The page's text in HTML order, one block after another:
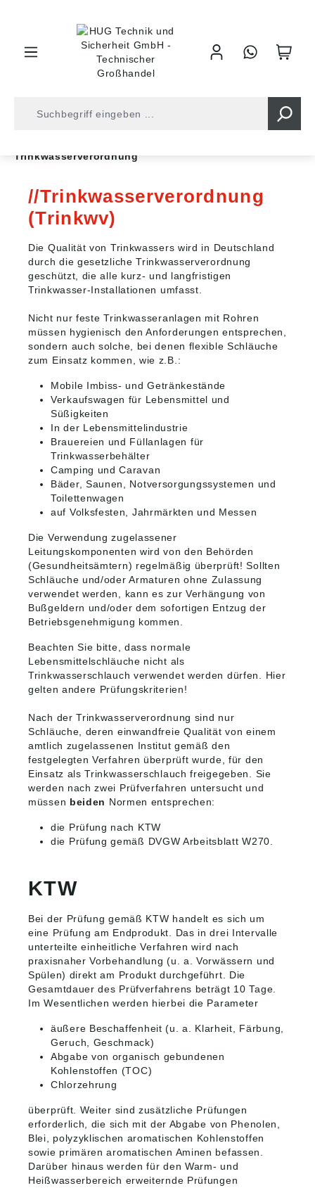
Trinkwasserverordnung
Trinkwasserverordnung
(Trinkwv)
Die Qualität von Trinkwassers wird in Deutschland
durch die gesetzliche Trinkwasserverordnung
geschützt, die alle kurz- und langfristigen
Trinkwasser-Installationen umfasst.
Nicht nur feste Trinkwasseranlagen mit Rohren
müssen hygienisch den Anforderungen entsprechen,
sondern auch solche, bei denen flexible Schläuche
zum Einsatz kommen, wie z.B.:
Mobile Imbiss- und Getränkestände
Verkaufswagen für Lebensmittel und
Süßigkeiten
In der Lebensmittelindustrie
Brauereien und Füllanlagen für
Trinkwasserbehälter
Camping und Caravan
Bäder, Saunen, Notversorgungssystemen und
Toilettenwagen
auf Volksfesten, Jahrmärkten und Messen
Die Verwendung zugelassener
Leitungskomponenten wird von den Behörden
(Gesundheitsämtern) regelmäßig überprüft! Sollten
Schläuche und/oder Armaturen ohne Zulassung
verwendet werden, kann es zur Verhängung von
Bußgeldern und/oder dem sofortigen Entzug der
Betriebsgenehmigung kommen.
Beachten Sie bitte, dass normale
Lebensmittelschläuche nicht als
Trinkwasserschlauch verwendet werden dürfen. Hier
gelten andere Prüfungskriterien!
Nach der Trinkwasserverordnung sind nur
Schläuche, deren einwandfreie Qualität von einem
amtlich zugelassenen Institut gemäß den
festgelegten Verfahren überprüft wurde, für den
Einsatz als Trinkwasserschlauch freigegeben. Sie
werden nach zwei Prüfverfahren untersucht und
müssen beiden Normen entsprechen:
die Prüfung nach KTW
die Prüfung gemäß DVGW Arbeitsblatt W270.
KTW
Bei der Prüfung gemäß KTW handelt es sich um
eine Prüfung am Endprodukt. Das in drei Intervalle
unterteilte einheitliche Verfahren wird nach
praxisnaher Vorbehandlung (u. a. Vorwässern und
Spülen) direkt am Produkt durchgeführt. Die
Gesamtdauer des Prüfverfahrens beträgt 10 Tage.
Im Wesentlichen werden hierbei die Parameter
äußere Beschaffenheit (u. a. Klarheit, Färbung,
Geruch, Geschmack)
Abgabe von organisch gebundenen
Kohlenstoffen (TOC)
Chlorzehrung
überprüft. Weiter sind zusätzliche Prüfungen
erforderlich, die sich mit der Abgabe von Phenolen,
Blei, polyzyklischen aromatischen Kohlenstoffen
sowie primären aromatischen Aminen befassen.
Darüber hinaus werden für den Warm- und
Heißwasserbereich erweiternde Prüfungen